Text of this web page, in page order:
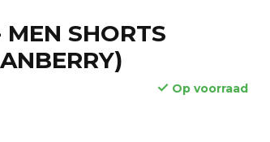
SHORTS
Op voorraad